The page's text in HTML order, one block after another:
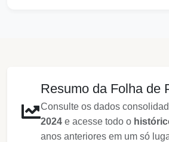
Resumo da Folha de
Consulte os dados
2024 e acesse todo o
anos anteriores em um só